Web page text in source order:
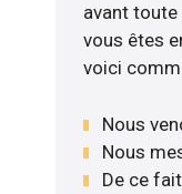
avant toute
vous êtes
voici
Nous
Nous
De ce